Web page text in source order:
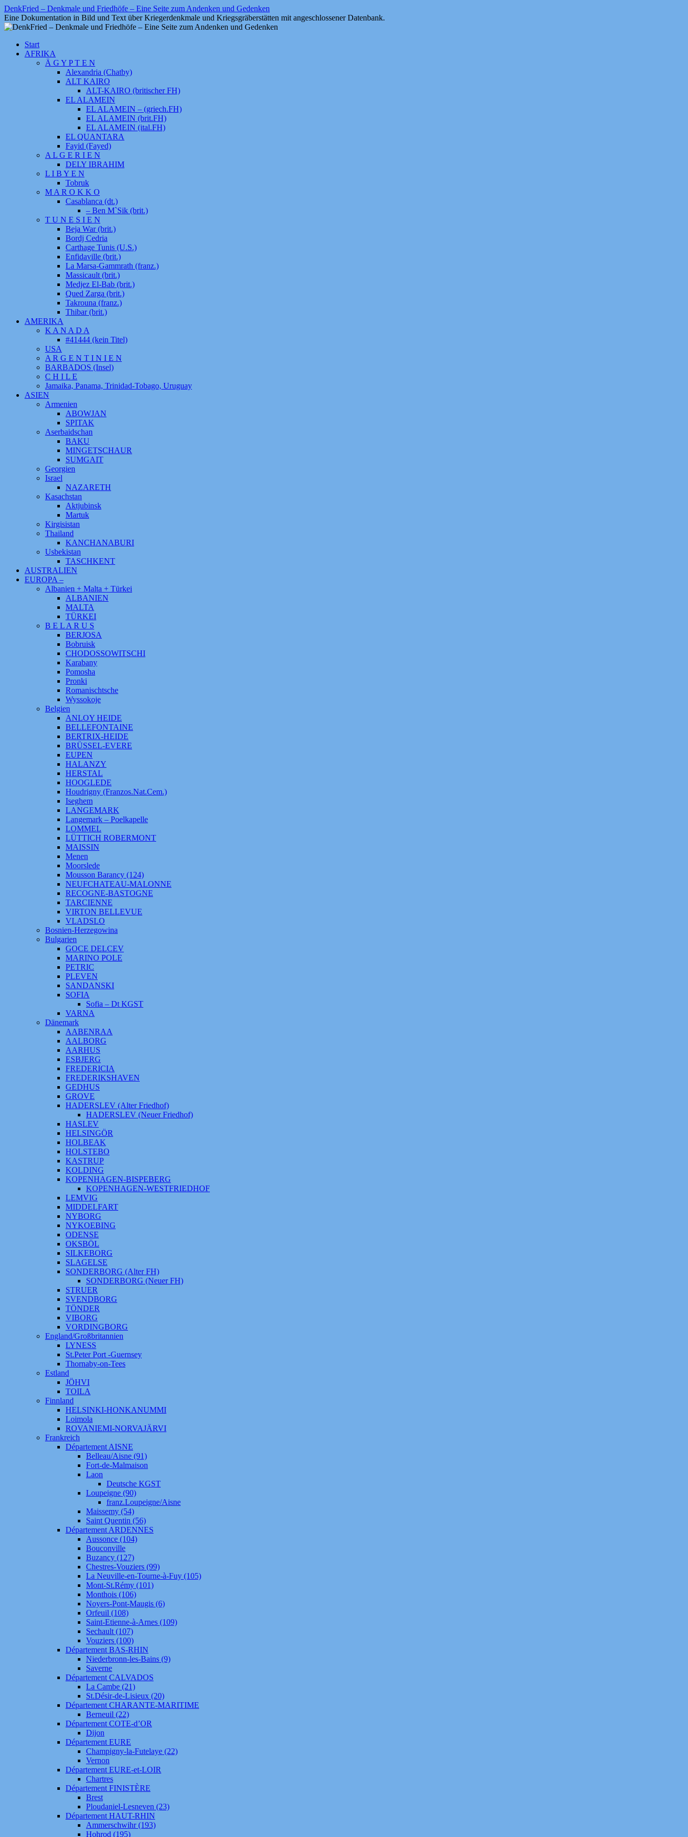
Zum
Inhalt
springen
DenkFried – Denkmale und Friedhöfe – Eine Seite zum Andenken und Gedenken
Eine Dokumentation in Bild und Text über Kriegerdenkmale und Kriegsgräberstätten mit angeschlossener Datenbank.
Start
AFRIKA
Ä G Y P T E N
Alexandria (Chatby)
ALT KAIRO
ALT-KAIRO (britischer FH)
EL ALAMEIN
EL ALAMEIN – (griech.FH)
EL ALAMEIN (brit.FH)
EL ALAMEIN (ital.FH)
EL QUANTARA
Fayid (Fayed)
A L G E R I E N
DELY IBRAHIM
L I B Y E N
Tobruk
M A R O K K O
Casablanca (dt.)
– Ben M`Sik (brit.)
T U N E S I E N
Beja War (brit.)
Bordj Cedria
Carthage Tunis (U.S.)
Enfidaville (brit.)
La Marsa-Gammrath (franz.)
Massicault (brit.)
Medjez El-Bab (brit.)
Qued Zarga (brit.)
Takrouna (franz.)
Thibar (brit.)
AMERIKA
K A N A D A
#41444 (kein Titel)
USA
A R G E N T I N I E N
BARBADOS (Insel)
C H I L E
Jamaika, Panama, Trinidad-Tobago, Uruguay
ASIEN
Armenien
ABOWJAN
SPITAK
Aserbaidschan
BAKU
MINGETSCHAUR
SUMGAIT
Georgien
Israel
NAZARETH
Kasachstan
Aktjubinsk
Martuk
Kirgisistan
Thailand
KANCHANABURI
Usbekistan
TASCHKENT
AUSTRALIEN
EUROPA –
Albanien + Malta + Türkei
ALBANIEN
MALTA
TÜRKEI
B E L A R U S
BERJOSA
Bobruisk
CHODOSSOWITSCHI
Karabany
Pomosha
Pronki
Romanischtsche
Wyssokoje
Belgien
ANLOY HEIDE
BELLEFONTAINE
BERTRIX-HEIDE
BRÜSSEL-EVERE
EUPEN
HALANZY
HERSTAL
HOOGLEDE
Houdrigny (Franzos.Nat.Cem.)
Iseghem
LANGEMARK
Langemark – Poelkapelle
LOMMEL
LÜTTICH ROBERMONT
MAISSIN
Menen
Moorslede
Mousson Barancy (124)
NEUFCHATEAU-MALONNE
RECOGNE-BASTOGNE
TARCIENNE
VIRTON BELLEVUE
VLADSLO
Bosnien-Herzegowina
Bulgarien
GOCE DELCEV
MARINO POLE
PETRIC
PLEVEN
SANDANSKI
SOFIA
Sofia – Dt KGST
VARNA
Dänemark
AABENRAA
AALBORG
AARHUS
ESBJERG
FREDERICIA
FREDERIKSHAVEN
GEDHUS
GROVE
HADERSLEV (Alter Friedhof)
HADERSLEV (Neuer Friedhof)
HASLEV
HELSINGÖR
HOLBEAK
HOLSTEBO
KASTRUP
KOLDING
KOPENHAGEN-BISPEBERG
KOPENHAGEN-WESTFRIEDHOF
LEMVIG
MIDDELFART
NYBORG
NYKOEBING
ODENSE
OKSBÖL
SILKEBORG
SLAGELSE
SONDERBORG (Alter FH)
SONDERBORG (Neuer FH)
STRUER
SVENDBORG
TÖNDER
VIBORG
VORDINGBORG
England/Großbritannien
LYNESS
St.Peter Port -Guernsey
Thornaby-on-Tees
Estland
JÖHVI
TOILA
Finnland
HELSINKI-HONKANUMMI
Loimola
ROVANIEMI-NORVAJÄRVI
Frankreich
Département AISNE
Belleau/Aisne (91)
Fort-de-Malmaison
Laon
Deutsche KGST
Loupeigne (90)
franz.Loupeigne/Aisne
Maissemy (54)
Saint Quentin (56)
Département ARDENNES
Aussonce (104)
Bouconville
Buzancy (127)
Chestres-Vouziers (99)
La Neuville-en-Tourne-à-Fuy (105)
Mont-St.Rémy (101)
Monthois (106)
Noyers-Pont-Maugis (6)
Orfeuil (108)
Saint-Etienne-à-Arnes (109)
Sechault (107)
Vouziers (100)
Département BAS-RHIN
Niederbronn-les-Bains (9)
Saverne
Département CALVADOS
La Cambe (21)
St.Désir-de-Lisieux (20)
Département CHARANTE-MARITIME
Berneuil (22)
Département COTE-d’OR
Dijon
Département EURE
Champigny-la-Futelaye (22)
Vernon
Département EURE-et-LOIR
Chartres
Département FINISTÈRE
Brest
Ploudaniel-Lesneven (23)
Département HAUT-RHIN
Ammerschwihr (193)
Hohrod (195)